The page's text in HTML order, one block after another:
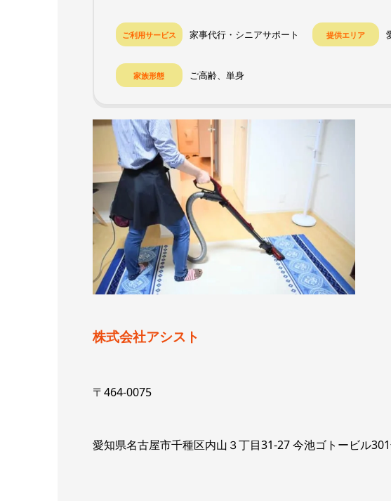
ご利用サービス 家事代行・シニアサポート 提供エリア
家族形態 ご高齢、単身
株式会社アシスト
〒464-0075
愛知県名古屋市千種区内山３丁目31-27 今池ゴトービル